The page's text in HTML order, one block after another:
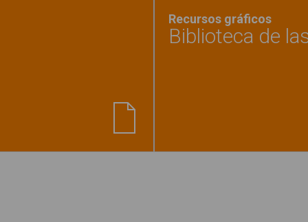
Recursos gráficos
Biblioteca de